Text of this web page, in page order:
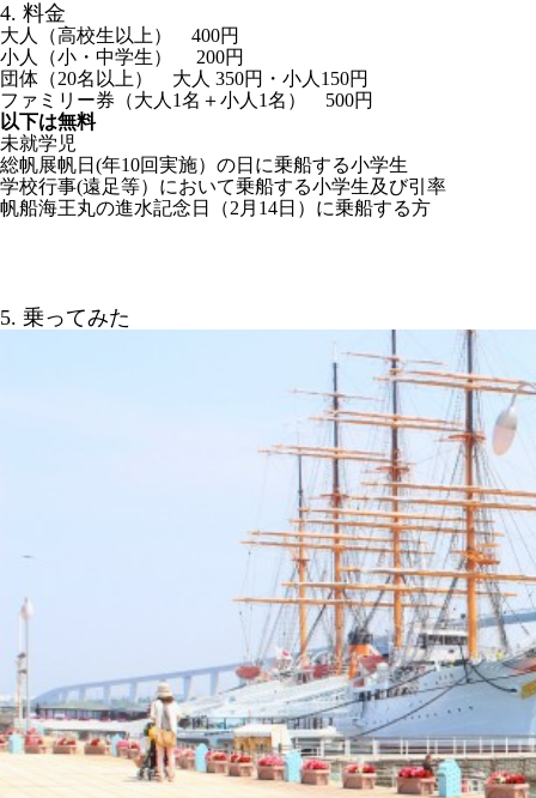
4. 料金
大人（高校生以上） 400円
小人（小・中学生） 200円
団体（20名以上） 大人 350円・小人150円
ファミリー券（大人1名＋小人1名） 500円
以下は無料
未就学児
総帆展帆日(年10回実施）の日に乗船する小学生
学校行事(遠足等）において乗船する小学生及び引率
帆船海王丸の進水記念日（2月14日）に乗船する方
5. 乗ってみた